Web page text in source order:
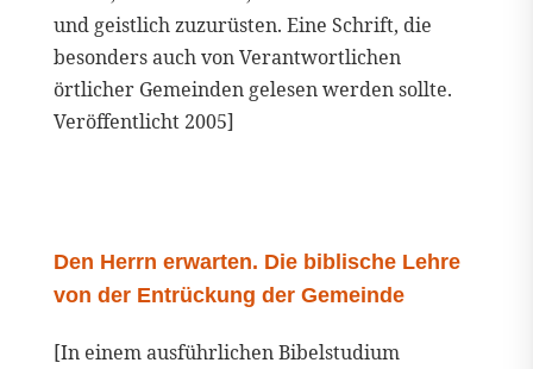
und geistlich zuzurüsten. Eine Schrift, die
besonders auch von Verantwortlichen
örtlicher Gemeinden gelesen werden sollte.
Veröffentlicht 2005]
Den Herrn erwarten. Die biblische Lehre
von der Entrückung der Gemeinde
[In einem ausführlichen Bibelstudium